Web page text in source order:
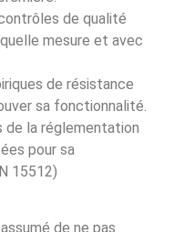
de qualité
mesure et avec
de résistance
sa fonctionnalité.
de la réglementation
pour sa
15512)
de ne pas